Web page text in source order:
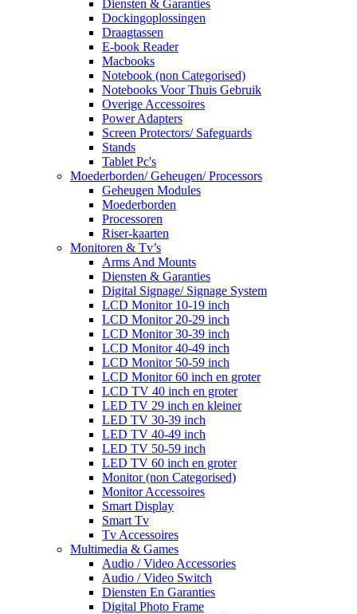
Diensten & Garanties
Dockingoplossingen
Draagtassen
E-book Reader
Macbooks
Notebook (non Categorised)
Notebooks Voor Thuis Gebruik
Overige Accessoires
Power Adapters
Screen Protectors/ Safeguards
Stands
Tablet Pc's
Moederborden/ Geheugen/ Processors
Geheugen Modules
Moederborden
Processoren
Riser-kaarten
Monitoren & Tv’s
Arms And Mounts
Diensten & Garanties
Digital Signage/ Signage System
LCD Monitor 10-19 inch
LCD Monitor 20-29 inch
LCD Monitor 30-39 inch
LCD Monitor 40-49 inch
LCD Monitor 50-59 inch
LCD Monitor 60 inch en groter
LCD TV 40 inch en groter
LED TV 29 inch en kleiner
LED TV 30-39 inch
LED TV 40-49 inch
LED TV 50-59 inch
LED TV 60 inch en groter
Monitor (non Categorised)
Monitor Accessoires
Smart Display
Smart Tv
Tv Accessoires
Multimedia & Games
Audio / Video Accessories
Audio / Video Switch
Diensten En Garanties
Digital Photo Frame